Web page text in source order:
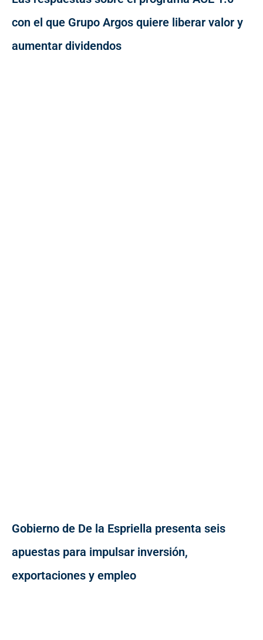
con el que Grupo Argos quiere liberar valor y
aumentar dividendos
Gobierno de De la Espriella presenta seis
apuestas para impulsar inversión,
exportaciones y empleo